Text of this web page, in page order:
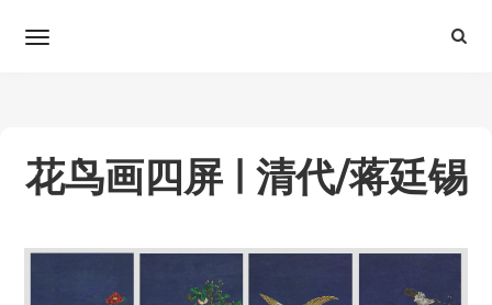
花鸟画四屏 | 清代/蒋廷锡